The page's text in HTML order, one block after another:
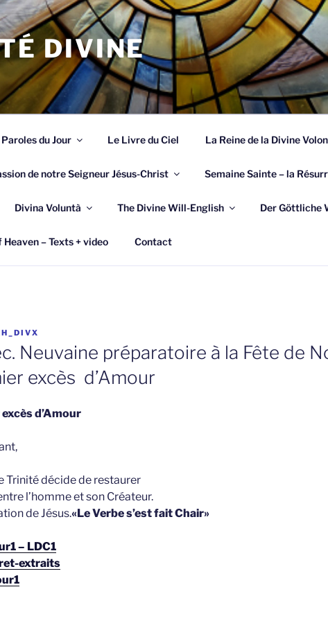
DIVINE
Paroles du Jour Le Livre du Ciel La Reine de la Divine
de notre Seigneur Jésus-Christ Semaine Sainte – la
Divina Voluntà The Divine Will-English Der Göttliche
Heaven – Texts + video Contact
Neuvaine préparatoire à la Fête de
excès d’Amour
d’Amour
Trinité décide de restaurer
l’homme et son Créateur.
de Jésus.«Le Verbe s’est fait Chair»
– LDC1
extraits